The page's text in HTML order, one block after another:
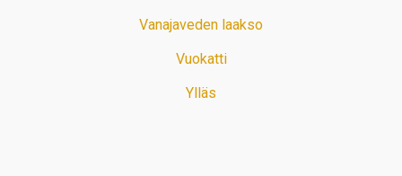
Vanajaveden laakso
Vuokatti
Ylläs